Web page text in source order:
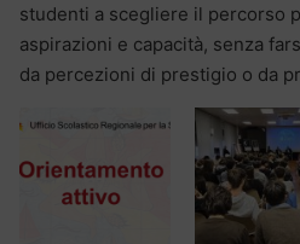
studenti a scegliere il percorso
aspirazioni e capacità, senza
da percezioni di prestigio o da